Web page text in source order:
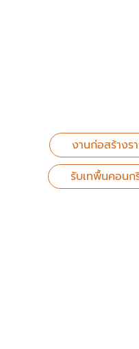
งานก่อสร้างร
รับเทพื้นคอน